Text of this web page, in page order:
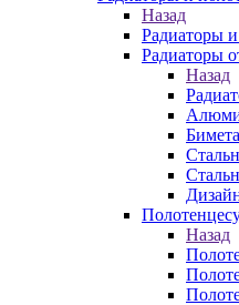
Назад
Радиаторы
Радиаторы
Назад
Назад